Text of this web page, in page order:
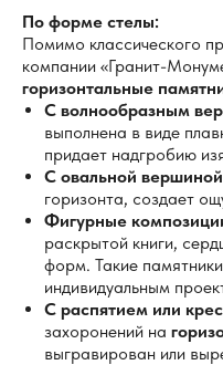
По форме стелы:
Помимо классического
компании «Гранит-
горизонтальные
С волнообразным
выполнена в виде
придает надгробию
С овальной
горизонта, создает
Фигурные
раскрытой книги,
форм. Такие
индивидуальным
С распятием или
захоронений на
выгравирован или